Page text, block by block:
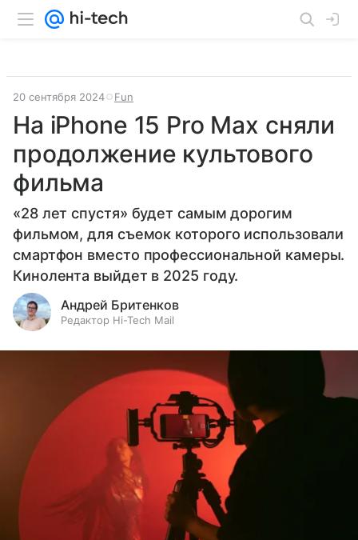
20 сентября 2024 Fun
На iPhone 15 Pro Max сняли
продолжение культового
фильма
«28 лет спустя» будет самым дорогим
фильмом, для съемок которого использовали
смартфон вместо профессиональной камеры.
Кинолента выйдет в 2025 году.
Андрей Бритенков
Редактор Hi-Tech Mail